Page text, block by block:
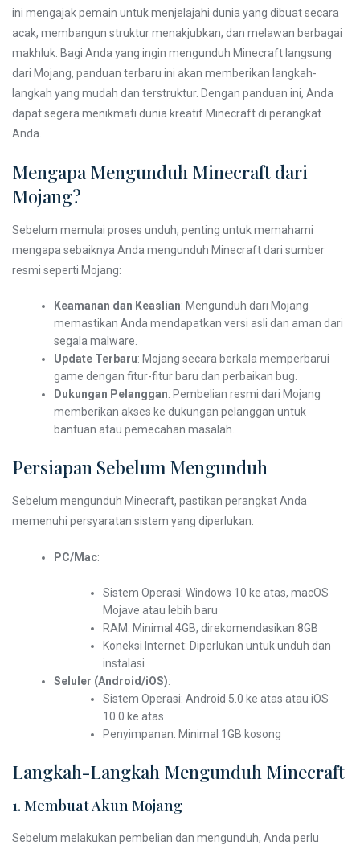
ini mengajak pemain untuk menjelajahi dunia yang dibuat secara
acak, membangun struktur menakjubkan, dan melawan berbagai
makhluk. Bagi Anda yang ingin mengunduh Minecraft langsung
dari Mojang, panduan terbaru ini akan memberikan langkah-
langkah yang mudah dan terstruktur. Dengan panduan ini, Anda
dapat segera menikmati dunia kreatif Minecraft di perangkat
Anda.
Mengapa Mengunduh Minecraft dari
Mojang?
Sebelum memulai proses unduh, penting untuk memahami
mengapa sebaiknya Anda mengunduh Minecraft dari sumber
resmi seperti Mojang:
Keamanan dan Keaslian: Mengunduh dari Mojang
memastikan Anda mendapatkan versi asli dan aman dari
segala malware.
Update Terbaru: Mojang secara berkala memperbarui
game dengan fitur-fitur baru dan perbaikan bug.
Dukungan Pelanggan: Pembelian resmi dari Mojang
memberikan akses ke dukungan pelanggan untuk
bantuan atau pemecahan masalah.
Persiapan Sebelum Mengunduh
Sebelum mengunduh Minecraft, pastikan perangkat Anda
memenuhi persyaratan sistem yang diperlukan:
PC/Mac:
Sistem Operasi: Windows 10 ke atas, macOS
Mojave atau lebih baru
RAM: Minimal 4GB, direkomendasikan 8GB
Koneksi Internet: Diperlukan untuk unduh dan
instalasi
Seluler (Android/iOS):
Sistem Operasi: Android 5.0 ke atas atau iOS
10.0 ke atas
Penyimpanan: Minimal 1GB kosong
Langkah-Langkah Mengunduh Minecraft
1. Membuat Akun Mojang
Sebelum melakukan pembelian dan mengunduh, Anda perlu